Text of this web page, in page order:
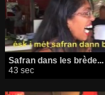
Safran dans les brède...
43 sec